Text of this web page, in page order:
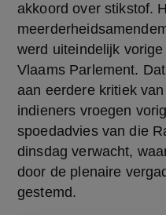
akkoord over stikstof.
werd uiteindelijk
Vlaams Parlement.
aan eerdere kritiek
indieners vroegen
spoedadvies van die
dinsdag verwacht,
door de plenaire
gestemd.